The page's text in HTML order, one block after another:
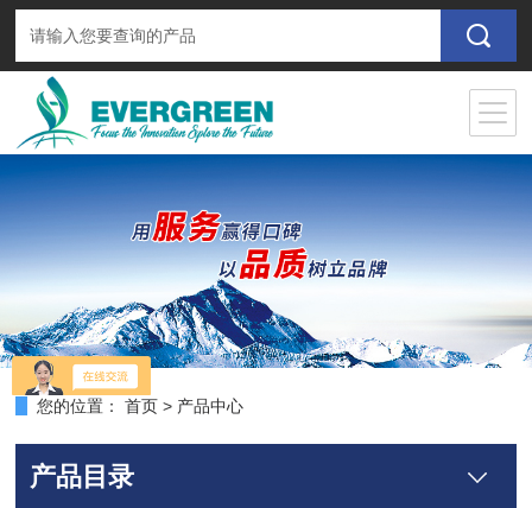
您的位置： 首页 > 产品中心
产品目录